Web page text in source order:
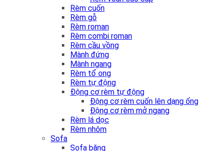
Rèm cuốn
Rèm gỗ
Rèm roman
Rèm combi roman
Rèm cầu vồng
Mành đứng
Mành ngang
Rèm tổ ong
Rèm tự động
Động cơ rèm tự động
Động cơ rèm cuốn lên dạng ống
Động cơ rèm mở ngang
Rèm lá dọc
Rèm nhôm
Sofa
Sofa băng